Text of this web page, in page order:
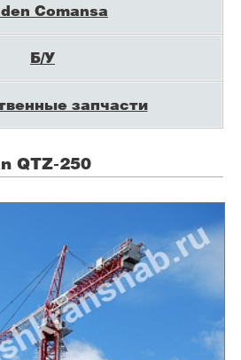
Comansa
Б/У
запчасти
QTZ-250